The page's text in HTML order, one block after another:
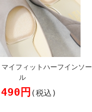
イフィットハーフインソー
ル
円 (税込)